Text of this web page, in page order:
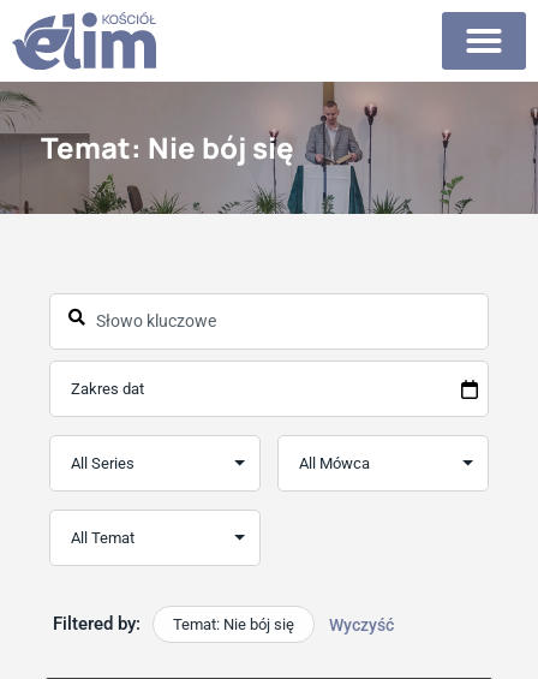
Temat: Nie bój się
Filtered by: Temat: Nie bój się Wyczyść